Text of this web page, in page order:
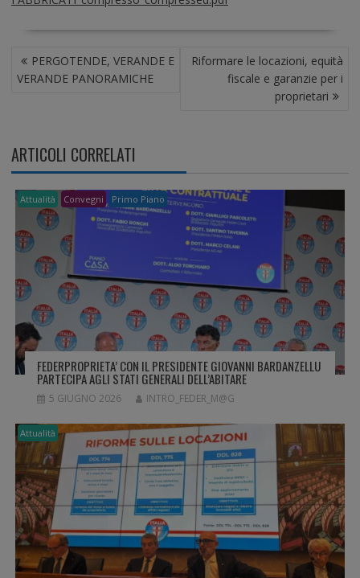
A
A
Z
I
O
N
E
A
T
C
O
L
PERGOTENDE, VERANDE E
VERANDE PANORAMICHE
Riformare le locazioni, equità
fiscale e garanzie per i
proprietari
ARTICOLI CORRELATI
Attualità Convegni Primo Piano
FEDERPROPRIETA’ CON IL PRESIDENTE GIOVANNI BARDANZELLU
PARTECIPA AGLI STATI GENERALI DELL’ABITARE
5 GIUGNO 2026 INTRO_FEDER_M@G
Attualità